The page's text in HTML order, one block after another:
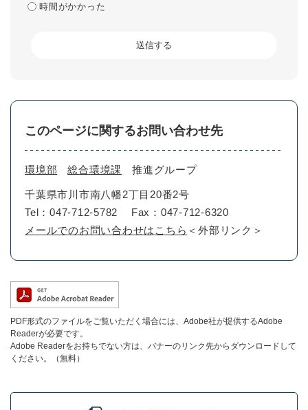
時間がかかった
このページに関するお問い合わせ先
環境部 総合環境課 推進グループ
千葉県市川市南八幡2丁目20番2号
Tel：047-712-5782
Fax：047-712-6320
メールでのお問い合わせはこちら ＜外部リンク＞
PDF形式のファイルをご覧いただく場合には、Adobe社が提供するAdobe
Readerが必要です。
Adobe Readerをお持ちでない方は、バナーのリンク先からダウンロードして
ください。（無料）